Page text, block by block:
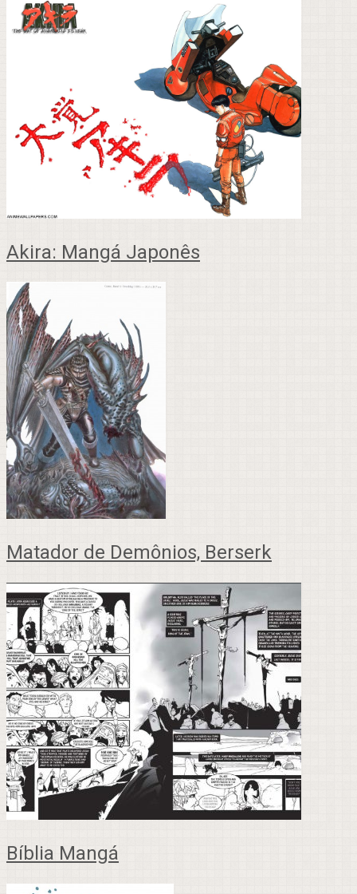
Akira: Mangá Japonês
Matador de Demônios, Berserk
Bíblia Mangá